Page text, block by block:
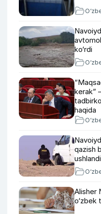
ko‘rdi
kerak”
haqida
qazish
ushlandi
Alisher
o‘zbek